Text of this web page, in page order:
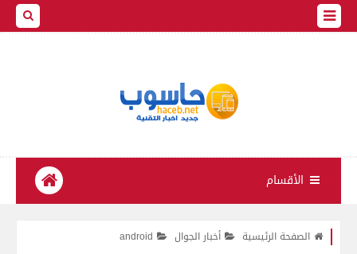
الأقسام
الصفحة الرئيسية أخبار الجوال android